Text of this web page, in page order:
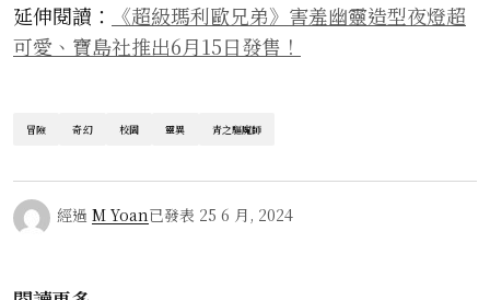
延伸閱讀：
《超級瑪利歐兄弟》害羞幽靈造型夜燈超
可愛、寶島社推出6月15日發售！
冒險 奇幻 校園 靈異 青之驅魔師
經過 M Yoan已發表 25 6 月, 2024